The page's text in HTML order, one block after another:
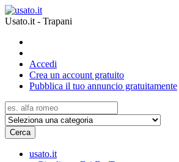
Usato.it - Trapani
Accedi
Crea un account gratuito
Pubblica il tuo annuncio gratuitamente
Cerca
usato.it